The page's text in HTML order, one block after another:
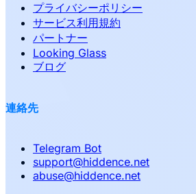
プライバシーポリシー
サービス利用規約
パートナー
Looking Glass
ブログ
連絡先
Telegram Bot
support@hiddence.net
abuse@hiddence.net